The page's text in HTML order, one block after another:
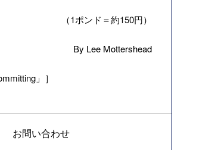
（1ポンド＝約150円）
By Lee Mottershead
」］
お問い合わせ